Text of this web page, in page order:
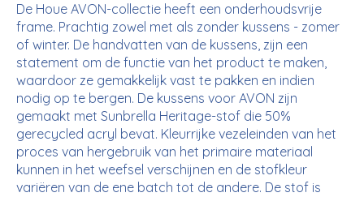
De Houe AVON-collectie heeft een onderhoudsvrije
frame. Prachtig zowel met als zonder kussens - zomer
of winter. De handvatten van de kussens, zijn een
statement om de functie van het product te maken,
waardoor ze gemakkelijk vast te pakken en indien
nodig op te bergen. De kussens voor AVON zijn
gemaakt met Sunbrella Heritage-stof die 50%
gerecycled acryl bevat. Kleurrijke vezeleinden van het
proces van hergebruik van het primaire materiaal
kunnen in het weefsel verschijnen en de stofkleur
variëren van de ene batch tot de andere. De stof is